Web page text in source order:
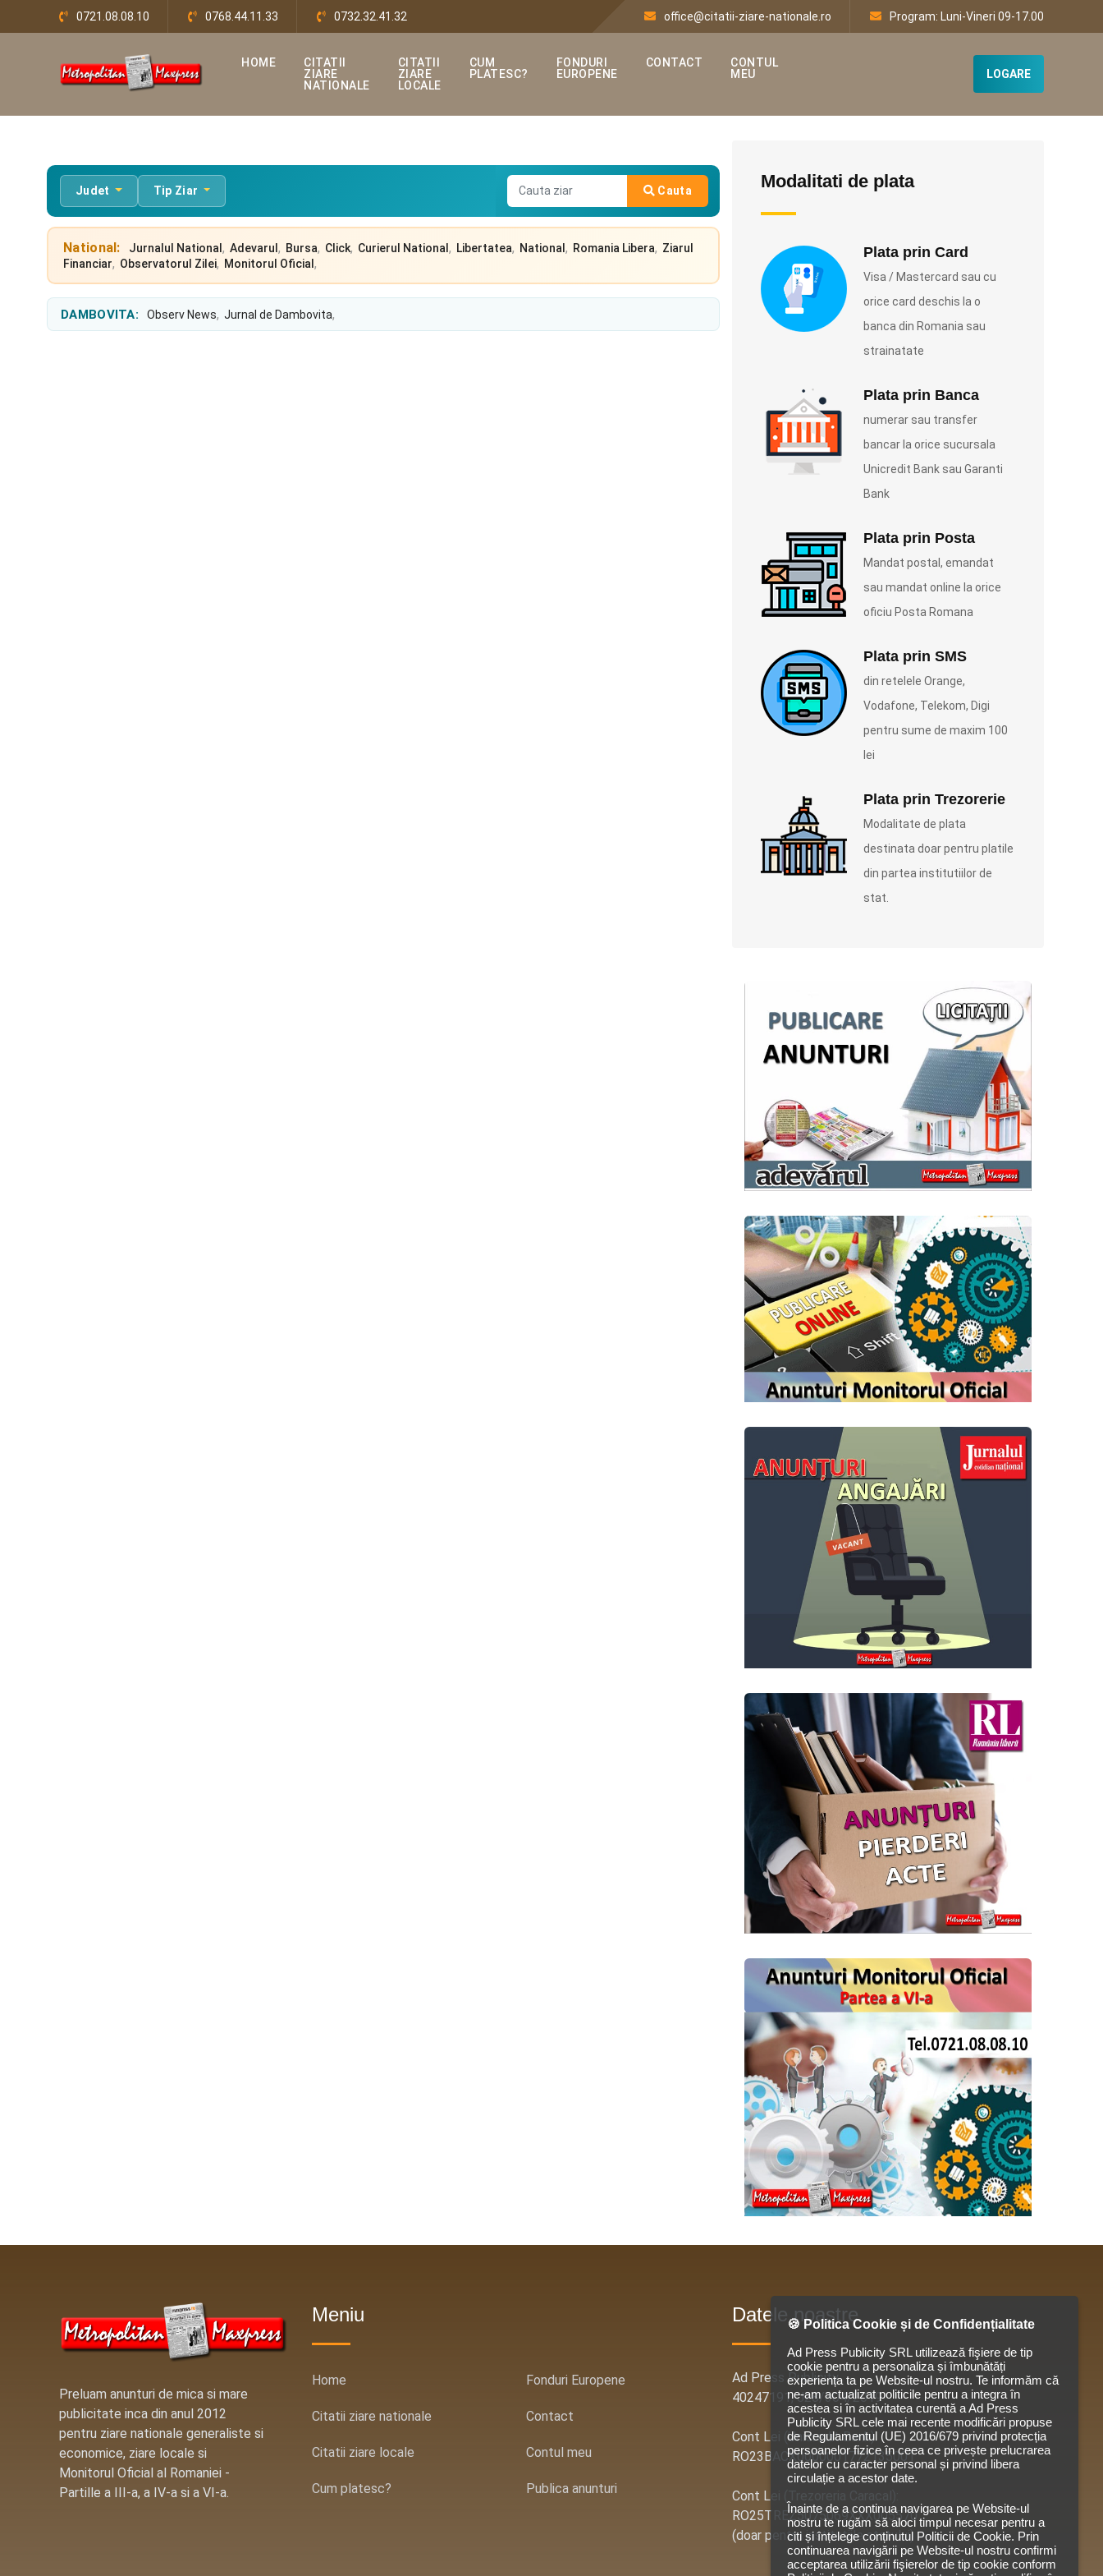
0721.08.08.10 0768.44.11.33 0732.32.41.32 office@citatii-ziare-nationale.ro Program: Luni-Vineri 09-17.00
HOME
CITATII
ZIARE
NATIONALE
CITATII
ZIARE
LOCALE
CUM
PLATESC?
FONDURI
EUROPENE
CONTACT
CONTUL
MEU
LOGARE
Judet Tip Ziar Cauta
National: Jurnalul National , Adevarul , Bursa, Click, Curierul National , Libertatea, National , Romania Libera, Ziarul
Financiar, Observatorul Zilei, Monitorul Oficial ,
DAMBOVITA: Observ News, Jurnal de Dambovita,
Modalitati de plata
Plata prin Card
Visa / Mastercard sau cu
orice card deschis la o
banca din Romania sau
strainatate
Plata prin Banca
numerar sau transfer
bancar la orice sucursala
Unicredit Bank sau Garanti
Bank
Plata prin Posta
Mandat postal, emandat
sau mandat online la orice
oficiu Posta Romana
Plata prin SMS
din retelele Orange,
Vodafone, Telekom, Digi
pentru sume de maxim 100
lei
Plata prin Trezorerie
Modalitate de plata
destinata doar pentru platile
din partea institutiilor de
stat.
Preluam anunturi de mica si mare
publicitate inca din anul 2012
pentru ziare nationale generaliste si
economice, ziare locale si
Monitorul Oficial al Romaniei -
Partille a III-a, a IV-a si a VI-a.
Meniu
Home
Citatii ziare nationale
Citatii ziare locale
Cum platesc?
Fonduri Europene
Contact
Contul meu
Publica anunturi
Datele noastre
Ad Press Publicity
40247191, J28/304/2019
Cont Lei (Unicredit Bank):
RO23BACX0000001772135001
Cont Lei (Trezoreria Caracal):
RO25TREZ5075069XXX005570
(doar pentru institutiile statului)
🍪 Politica Cookie și de Confidențialitate
Ad Press Publicity SRL utilizează fişiere de tip
cookie pentru a personaliza și îmbunătăți
experiența ta pe Website-ul nostru. Te informăm că
ne-am actualizat politicile pentru a integra în
acestea si în activitatea curentă a Ad Press
Publicity SRL cele mai recente modificări propuse
de Regulamentul (UE) 2016/679 privind protecția
persoanelor fizice în ceea ce privește prelucrarea
datelor cu caracter personal și privind libera
circulație a acestor date.
Înainte de a continua navigarea pe Website-ul
nostru te rugăm să aloci timpul necesar pentru a
citi și înțelege conținutul Politicii de Cookie. Prin
continuarea navigării pe Website-ul nostru confirmi
acceptarea utilizării fişierelor de tip cookie conform